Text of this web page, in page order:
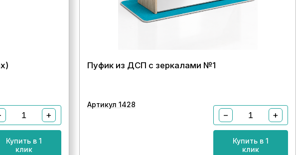
+
Купить в 1
клик
Пуфик из ДСП с зеркалами №1
Артикул 1428
− +
Купить в 1
клик